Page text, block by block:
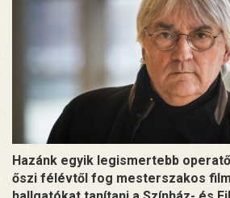
Hazánk egyik legismertebb
őszi félévtől fog mesterszakos